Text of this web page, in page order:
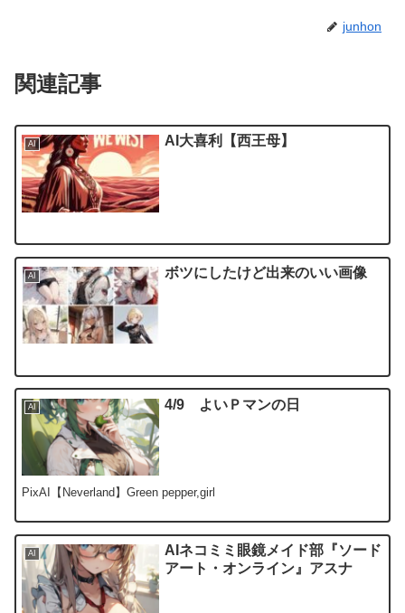
junhon
関連記事
AI AI大喜利【西王母】
AI ボツにしたけど出来のいい画像
AI 4/9 よいＰマンの日
PixAI【Neverland】Green pepper,girl
AI
AIネコミミ眼鏡メイド部『ソード
アート・オンライン』アスナ